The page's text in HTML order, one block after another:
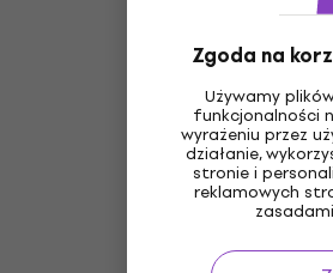
Zgoda na
Używamy
funkcjonalności
wyrażeniu przez
działanie,
stronie i
reklamowych
zasadami